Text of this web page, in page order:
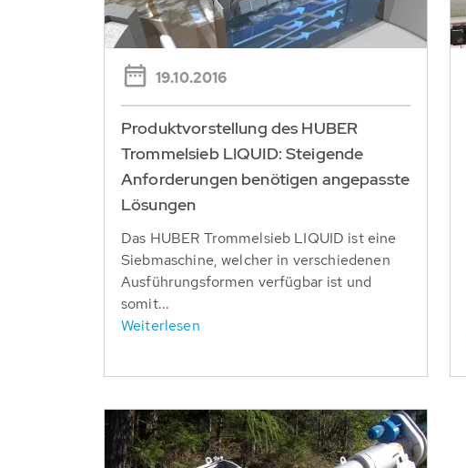
19.10.2016
Produktvorstellung des HUBER
Trommelsieb LIQUID: Steigende
Anforderungen benötigen angepasste
Lösungen
Das HUBER Trommelsieb LIQUID ist eine
Siebmaschine, welcher in verschiedenen
Ausführungsformen verfügbar ist und
somit...
Weiterlesen